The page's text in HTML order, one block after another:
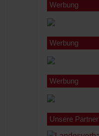
Werbung
Werbung
Werbung
Unsere Partner